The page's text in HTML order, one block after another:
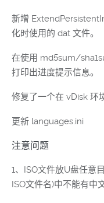
新增
化时使用的 dat 文件。
在使用 md5sum/
打印出进度提示信息。
修复了一个在 vDisk 环
更新 languages.ini
注意问题
1、ISO文件放U盘任意
ISO文件名)中不能有中